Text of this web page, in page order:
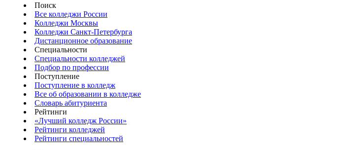
Поиск
Все колледжи России
Колледжи Москвы
Колледжи Санкт-Петербурга
Дистанционное образование
Специальности
Специальности колледжей
Подбор по профессии
Поступление
Поступление в колледж
Все об образовании в колледже
Словарь абитуриента
Рейтинги
«Лучший колледж России»
Рейтинги колледжей
Рейтинги специальностей